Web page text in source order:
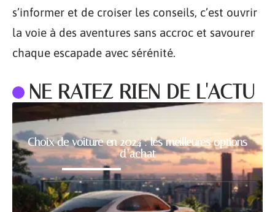
s’informer et de croiser les conseils, c’est ouvrir
la voie à des aventures sans accroc et savourer
chaque escapade avec sérénité.
NE RATEZ RIEN DE L'ACTU
Choix de voiture en 2024 : les meilleures options
d’achat